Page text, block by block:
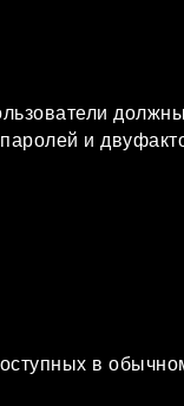
и
в